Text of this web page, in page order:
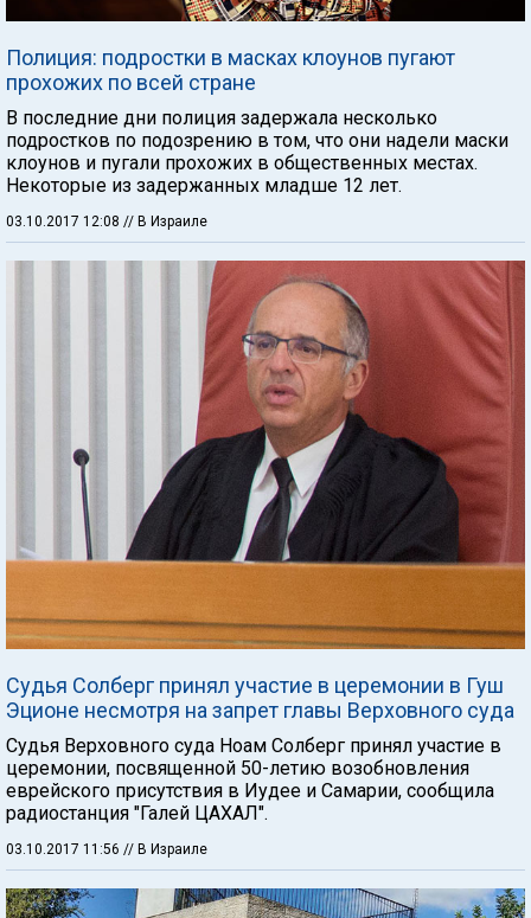
Полиция: подростки в масках клоунов пугают
прохожих по всей стране
В последние дни полиция задержала несколько
подростков по подозрению в том, что они надели маски
клоунов и пугали прохожих в общественных местах.
Некоторые из задержанных младше 12 лет.
03.10.2017 12:08 // В Израиле
Судья Солберг принял участие в церемонии в Гуш
Эционе несмотря на запрет главы Верховного суда
Судья Верховного суда Ноам Солберг принял участие в
церемонии, посвященной 50-летию возобновления
еврейского присутствия в Иудее и Самарии, сообщила
радиостанция "Галей ЦАХАЛ".
03.10.2017 11:56 // В Израиле